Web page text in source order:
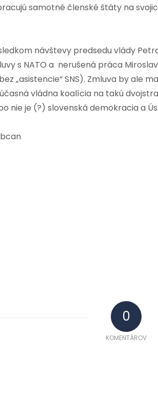
samotné členské štáty na
návštevy predsedu vlády
s NATO a nerušená práca
„asistencie“ SNS). Zmluva by ale
vládna koalícia na takú
nie je (?) slovenská demokracia a
0
KOMENTÁROV